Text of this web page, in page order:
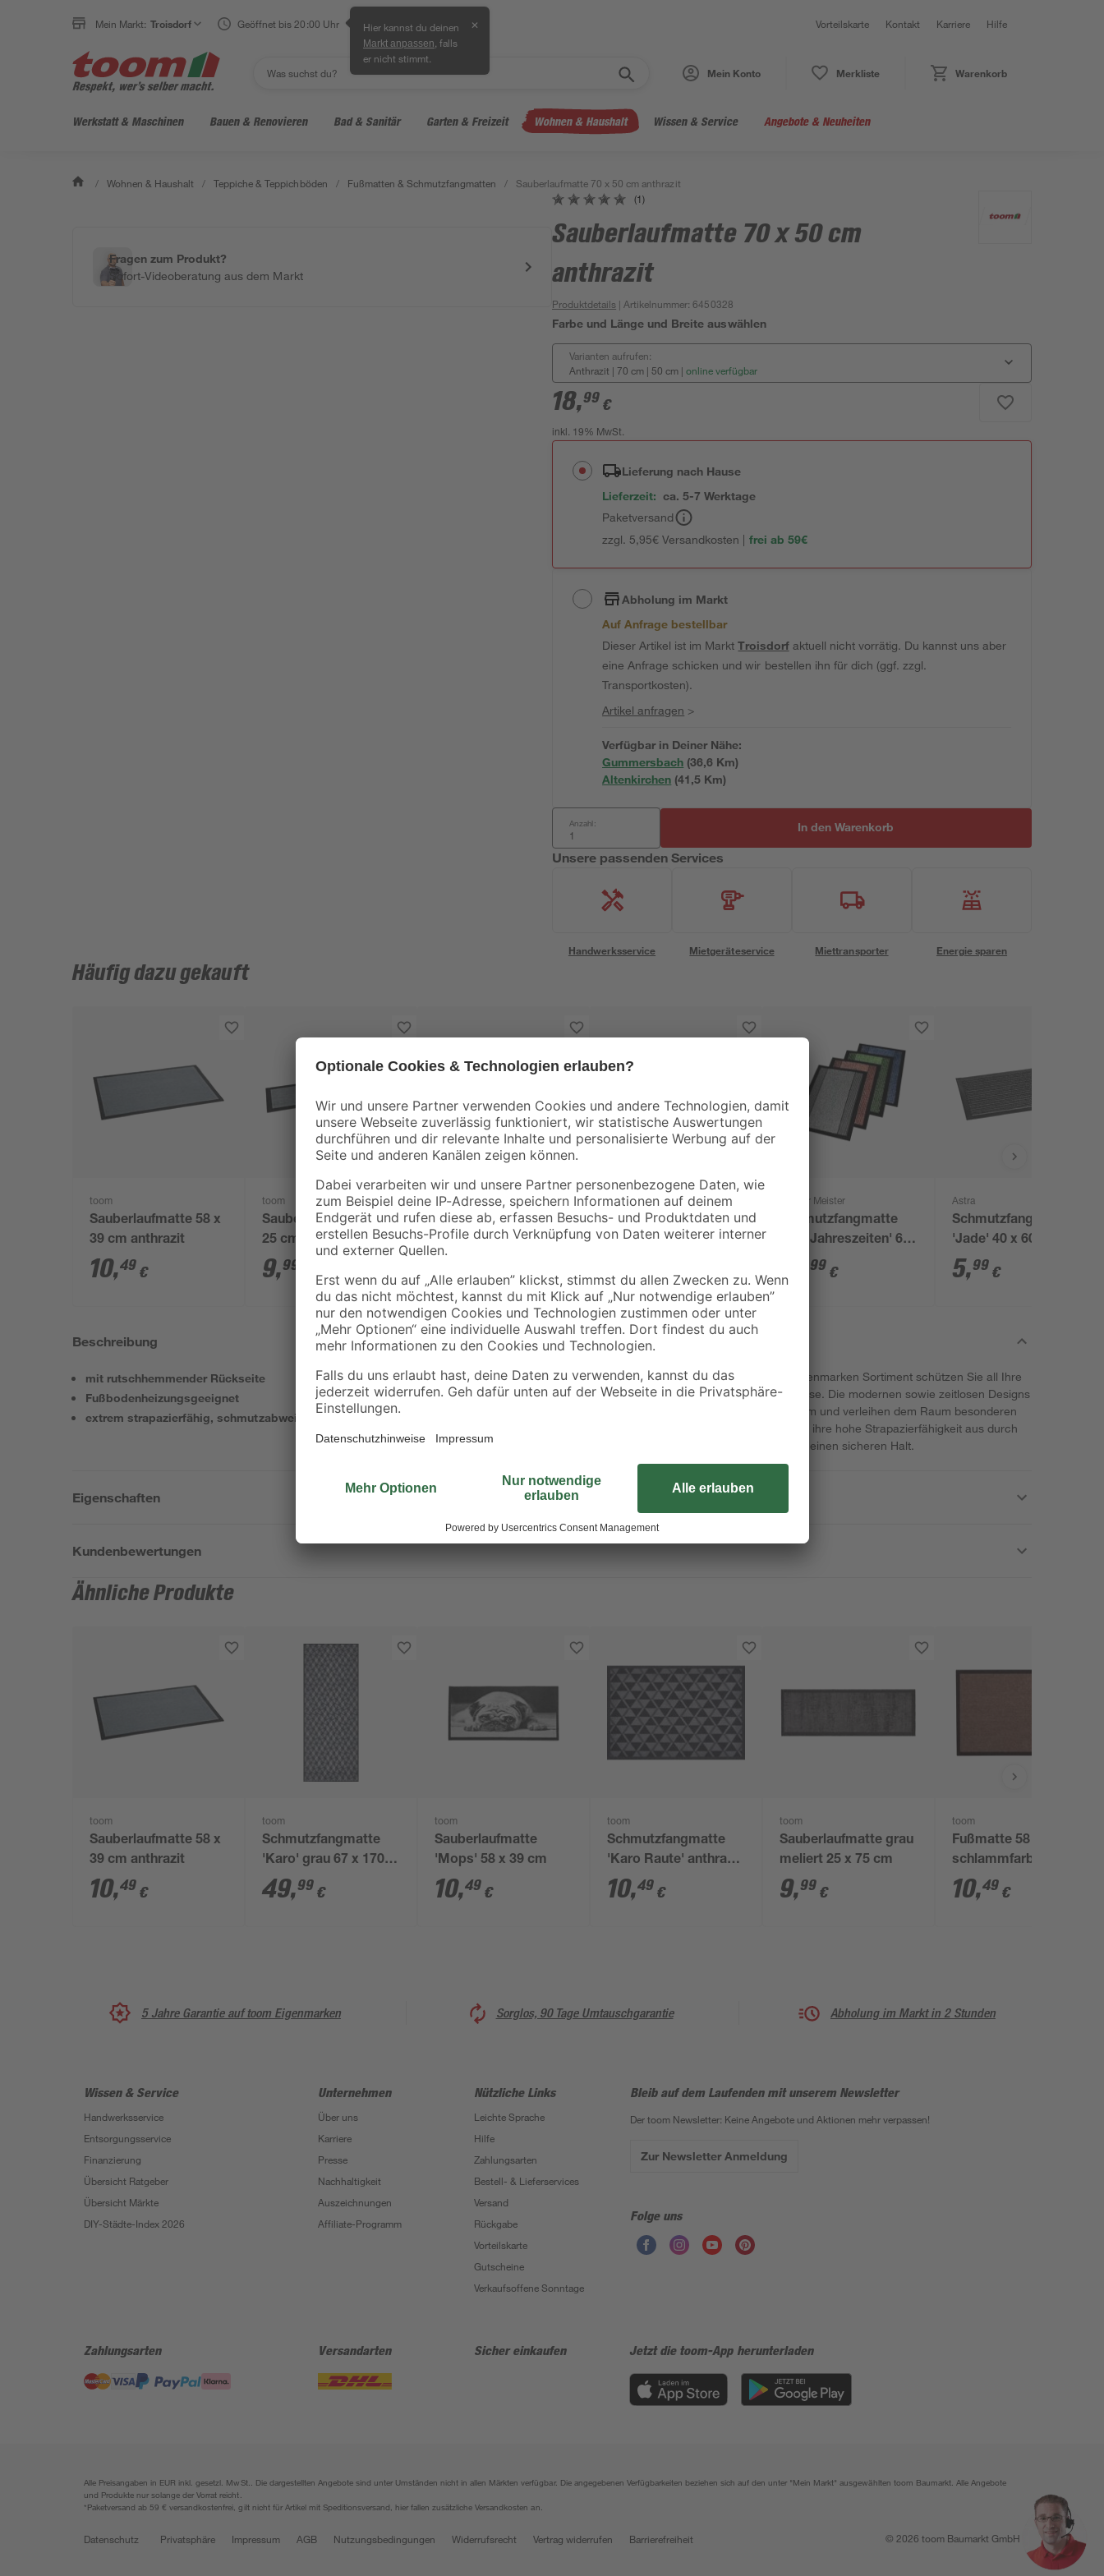
Mein Markt: Troisdorf Geöffnet bis 20:00 Uhr Hier kannst du deinen
Markt anpassen , falls
er nicht stimmt.
✕ Vorteilskarte Kontakt Karriere Hilfe
Mein Konto Merkliste Warenkorb
Werkstatt & Maschinen Bauen & Renovieren Bad & Sanitär Garten & Freizeit Wohnen & Haushalt Wissen & Service Angebote & Neuheiten
/ Wohnen & Haushalt / Teppiche & Teppichböden / Fußmatten & Schmutzfangmatten / Sauberlaufmatte 70 x 50 cm anthrazit
Fragen zum Produkt?
Sofort-Videoberatung aus dem Markt
(1)
Sauberlaufmatte 70 x 50 cm
anthrazit
Produktdetails | Artikelnummer:6450328
Farbe und Länge und Breite auswählen
Varianten aufrufen:
Anthrazit | 70 cm | 50 cm | online verfügbar
18,99 €
inkl. 19% MwSt.
Lieferung nach Hause
Lieferzeit: ca. 5-7 Werktage
Paketversand
zzgl. 5,95€ Versandkosten | frei ab 59€
Abholung im Markt
Auf Anfrage bestellbar
Dieser Artikel ist im MarktTroisdorfaktuell nicht vorrätig. Du kannst uns aber
eine Anfrage schicken und wir bestellen ihn für dich (ggf. zzgl.
Transportkosten).
Artikel anfragen >
Verfügbar in Deiner Nähe:
Gummersbach (36,6 Km)
Altenkirchen (41,5 Km)
Anzahl: In den Warenkorb
Unsere passenden Services
Handwerksservice Mietgeräteservice Miettransporter Energie sparen
Häufig dazu gekauft
toom
Sauberlaufmatte 58 x
39 cm anthrazit
10,49 €
toom
Sauberlaufmatte 75 x
25 cm anthrazit
9,99
toom
Fußmatte 70 x 50 cm
schlammfarben
18, €
Ja!
Küchentücher 3-lagig
4 x 128 Blatt
2 , €
Sauber Meister
Schmutzfangmatte
'Vier Jahreszeiten' 60
x 91 cm
31 99 €
Astra
Schmutzfangmatte
'Jade' 40 x 60 cm
anthrazit
5,99 €
Beschreibung
mit rutschhemmender Rückseite
Fußbodenheizungsgeeignet
extrem strapazierfähig, schmutzabweisend und dadurch sehr langlebig
Mit dieser Schmutzfangmatte aus dem toom Eigenmarken Sortiment schützen Sie all Ihre
Wohnbereiche zuverlässig vor Schmutz und Nässe. Die modernen sowie zeitlosen Designs
bringen eine echte Bereicherung in Ihr Eigenheim und verleihen dem Raum besonderen
Flair. Die Schmutzfangmatte zeichnet sich durch ihre hohe Strapazierfähigkeit aus durch
die rutschhemmende Unterseite bietet sie Ihnen einen sicheren Halt.
Eigenschaften
Kundenbewertungen
Ähnliche Produkte
toom
Sauberlaufmatte 58 x
39 cm anthrazit
10,49 €
toom
Schmutzfangmatte
'Karo' grau 67 x 170
cm
49,99 €
toom
Sauberlaufmatte
'Mops' 58 x 39 cm
10,49 €
toom
Schmutzfangmatte
'Karo Raute' anthrazit
39 x 58 cm
10,49 €
toom
Sauberlaufmatte grau
meliert 25 x 75 cm
9,99 €
toom
Fußmatte 58 x 39 cm
schlammfarben
10,49 €
5 Jahre Garantie auf toom Eigenmarken Sorglos, 90 Tage Umtauschgarantie Abholung im Markt in 2 Stunden
Wissen & Service
Handwerksservice
Entsorgungsservice
Finanzierung
Übersicht Ratgeber
Übersicht Märkte
DIY-Städte-Index 2026
Unternehmen
Über uns
Karriere
Presse
Nachhaltigkeit
Auszeichnungen
Affiliate-Programm
Nützliche Links
Leichte Sprache
Hilfe
Zahlungsarten
Bestell- & Lieferservices
Versand
Rückgabe
Vorteilskarte
Gutscheine
Verkaufsoffene Sonntage
Bleib auf dem Laufenden mit unserem Newsletter
Der toom Newsletter: Keine Angebote und Aktionen mehr verpassen!
Zur Newsletter Anmeldung
Folge uns
Zahlungsarten Versandarten Sicher einkaufen Jetzt die toom-App herunterladen
Alle Preisangaben in EUR inkl. gesetzl. MwSt.. Die dargestellten Angebote sind unter Umständen nicht in allen Märkten verfügbar. Die angegebenen Verfügbarkeiten beziehen sich auf den unter "Mein Markt" ausgewählten toom Baumarkt. Alle Angebote
und Produkte nur solange der Vorrat reicht.
*Paketversand ab 59 € versandkostenfrei, gilt nicht für Artikel mit Speditionsversand, hier fallen zusätzliche Versandkosten an.
Datenschutz Privatsphäre Impressum AGB Nutzungsbedingungen Widerrufsrecht Vertrag widerrufen Barrierefreiheit © 2026 toom Baumarkt GmbH